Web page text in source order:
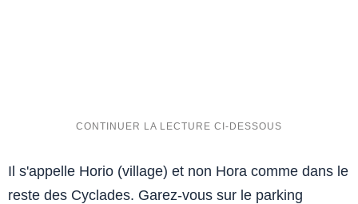
Il s'appelle Horio (village) et non Hora comme dans le
reste des Cyclades. Garez-vous sur le parking